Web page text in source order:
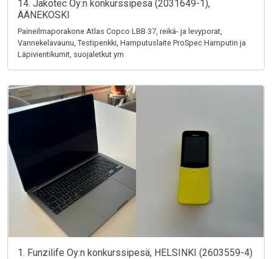
14. Jakotec Oy:n konkurssipesä (2031649-1),
ÄÄNEKOSKI
Paineilmaporakone Atlas Copco LBB 37, reikä- ja levyporat,
Vannekelavaunu, Testipenkki, Hamputuslaite ProSpec Hamputin ja
Läpivientikumit, suojaletkut ym
1. Funzilife Oy:n konkurssipesä, HELSINKI (2603559-4)